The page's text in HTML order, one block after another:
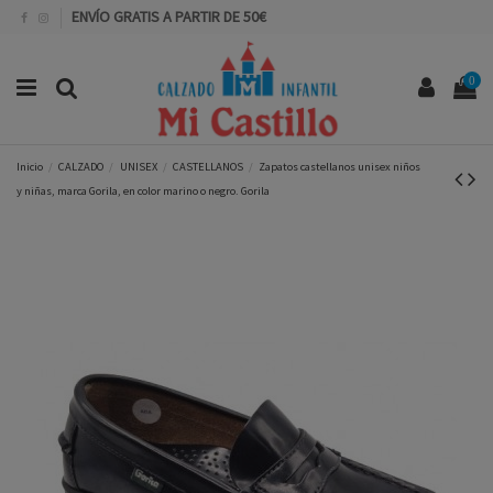
ENVÍO GRATIS A PARTIR DE 50€
0
Inicio CALZADO UNISEX CASTELLANOS
Zapatos castellanos unisex niños
y niñas, marca Gorila, en color marino o negro. Gorila